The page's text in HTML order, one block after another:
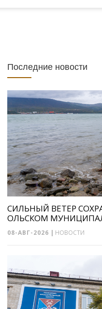
Последние новости
СИЛЬНЫЙ ВЕТЕР
ОЛЬСКОМ
08-АВГ-2026 | НОВОСТИ